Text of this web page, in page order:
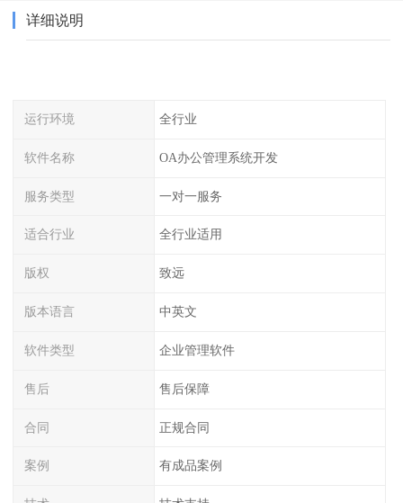
详细说明
运行环境 全行业
软件名称 OA办公管理系统开发
服务类型 一对一服务
适合行业 全行业适用
版权 致远
版本语言 中英文
软件类型 企业管理软件
售后 售后保障
合同 正规合同
案例 有成品案例